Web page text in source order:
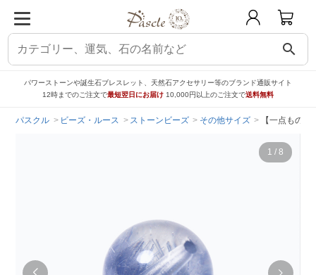
search
パワーストーンや誕生石ブレスレット、天然石アクセサリー等のブランド通販サイト
12時までのご注文で最短翌日にお届け 10,000円以上のご注文で送料無料
パスクル ビーズ・ルース ストーンビーズ その他サイズ 【一点もの
1 / 8